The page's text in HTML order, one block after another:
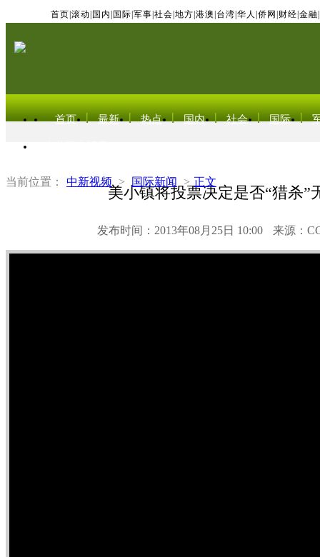
首页 滚动 国内 国际 军事 社会 地方 港澳 台湾 华人 侨网 财经 金融
首页 最新 热点 国内 社会 国际
当前位置： 中新视频 > 国际新闻 > 正文
美小镇将投票决定是否“猎杀”
发布时间：2013年08月25日 10:00 来源：